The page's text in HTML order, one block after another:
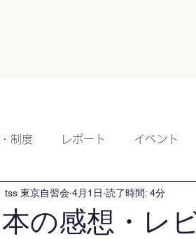
制度 レポート イベント
本の感想・レ
tss 東京自習会 4月1日 読了時間: 4分